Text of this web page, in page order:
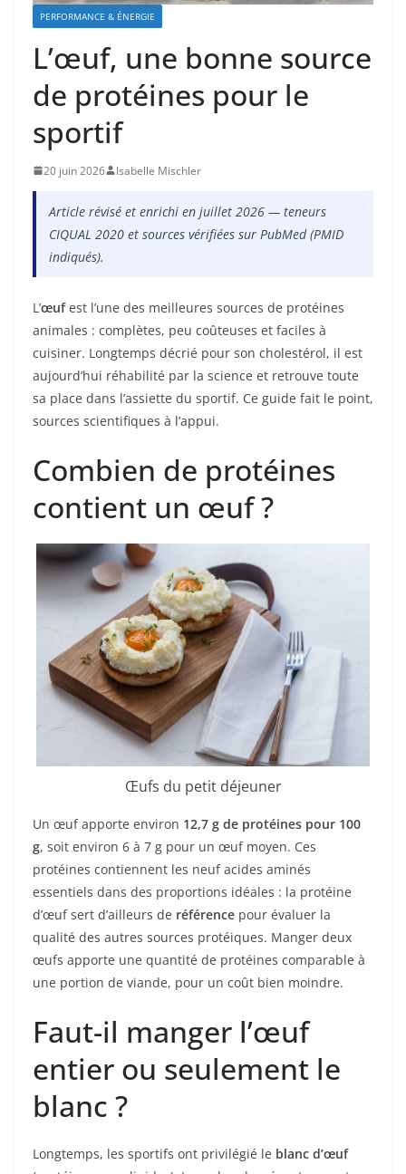
PERFORMANCE & ÉNERGIE
L’œuf, une bonne source
de protéines pour le
sportif
20 juin 2026 Isabelle Mischler
Article révisé et enrichi en juillet 2026 — teneurs
CIQUAL 2020 et sources vérifiées sur PubMed (PMID
indiqués).
L’œufest l’une des meilleures sources de protéines
animales : complètes, peu coûteuses et faciles à
cuisiner. Longtemps décrié pour son cholestérol, il est
aujourd’hui réhabilité par la science et retrouve toute
sa place dans l’assiette du sportif. Ce guide fait le point,
sources scientifiques à l’appui.
Combien de protéines
contient un œuf ?
Œufs du petit déjeuner
Un œuf apporte environ 12,7 g de protéines pour 100
g, soit environ 6 à 7 g pour un œuf moyen. Ces
protéines contiennent les neuf acides aminés
essentiels dans des proportions idéales : la protéine
d’œuf sert d’ailleurs de référence pour évaluer la
qualité des autres sources protéiques. Manger deux
œufs apporte une quantité de protéines comparable à
une portion de viande, pour un coût bien moindre.
Faut-il manger l’œuf
entier ou seulement le
blanc ?
Longtemps, les sportifs ont privilégié le blanc d’œuf